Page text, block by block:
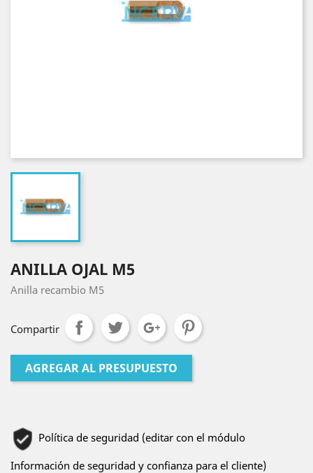
ANILLA OJAL M5
Anilla recambio M5
Compartir
AGREGAR AL PRESUPUESTO
Política de seguridad (editar con el módulo
Información de seguridad y confianza para el cliente)